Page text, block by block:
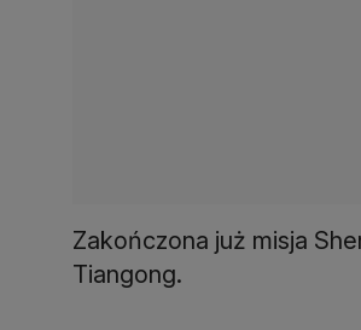
Zakończona już misja
Tiangong.